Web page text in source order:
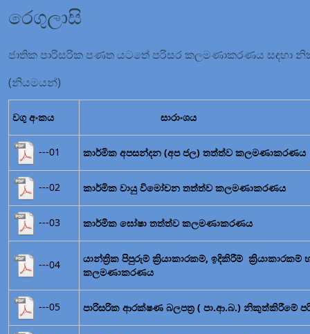
රෙගුලාසි
ජාතික පාරිසරික පණත යටතේ පරිසර කලමණාකරණය සඳහා
(නියමයන්)
වගු අංකය සාරාංශය
---01 කාර්මික අපසන්දන (අප ජල) තත්ත්ව කලමණාකරණය
---02 කාර්මික වායු විමෝචන තත්ත්ව කලමණාකරණය
---03 කාර්මික ඝෝෂා තත්ත්ව කලමණාකරණය
---04
යාන්ත්‍රික පිපුරුම් ක්‍රියාකාරකම්, ඉදිකිරීම්
කලමණාකරණය
---05 පාරිසරික ආරක්ෂණ බලපත්‍ර ( පා.ආ.බ.) නිකුත්කිරීමේ